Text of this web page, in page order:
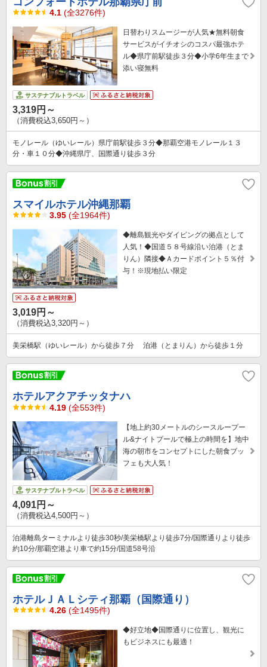
4.1 (全3276件)
日替わりスムージーが人気★無料朝食
サービスがイチオシのコスパ最強ホテ
ル◆県庁前駅徒歩３分◆小学6年生まで
添い寝無料
サステナブルトラベル
3,319円～
（消費税込3,650円～）
モノレール（ゆいレール）県庁前駅徒歩３分◆那覇空港モノレール１３
分・車１０分◆沖縄県庁、国際通り徒歩３分
スマイルホテル沖縄那覇
3.95 (全1964件)
◆離島観光やダイビングの拠点として
人気！◆国道５８号線沿い泊港（とま
りん）隣接◆Ａカードポイント５％付
与！※現地払い限定
3,019円～
（消費税込3,320円～）
美栄橋駅（ゆいレール）から徒歩７分 泊港（とまりん）から徒歩１分
ホテルアクアチッタナハ
4.19 (全553件)
【地上約30メートルのシースループー
ル&ナイトプールで極上の時間を】地中
海の朝市をコンセプトにした朝食ブッ
フェも大人気！
サステナブルトラベル
4,091円～
（消費税込4,500円～）
泊港離島ターミナルより徒歩30秒/美栄橋駅より徒歩7分/国際通りより徒歩
約10分/那覇空港より車で約15分/国道58号沿
ホテルＪＡＬシティ那覇（国際通り）
4.26 (全1495件)
◆好立地◆国際通りに位置し、観光に
もビジネスにも最適！